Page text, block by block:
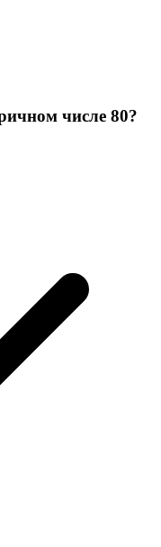
числе 80?